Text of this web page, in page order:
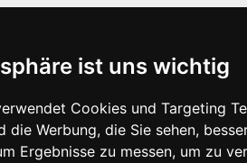
ist uns wichtig
Cookies und Targeting
die Werbung, die Sie sehen,
Ergebnisse zu messen, um zu